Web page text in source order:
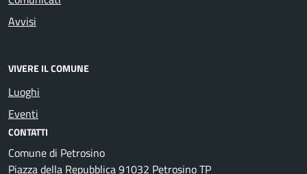
Avvisi
VIVERE IL COMUNE
Luoghi
Eventi
CONTATTI
Comune di Petrosino
Piazza della Repubblica 91032 Petrosino TP